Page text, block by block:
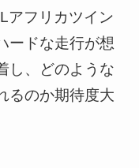
アフリカツイン
ードな走行が想
し、どのような
るのか期待度大